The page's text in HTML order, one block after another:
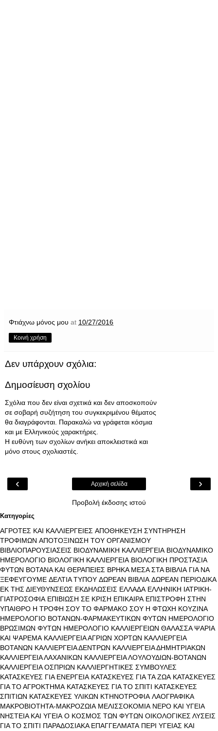
Φτιάχνω μόνος μου at 10/27/2016
Κοινή χρήση
Δεν υπάρχουν σχόλια:
Δημοσίευση σχολίου
Σχόλια που δεν είναι σχετικά και δεν αποσκοπούν
σε σοβαρή συζήτηση του συγκεκριμένου θέματος
θα διαγράφονται. Παρακαλώ να γράφεται κόσμια
και με Ελληνικούς χαρακτήρες.
Η ευθύνη των σχολίων ανήκει αποκλειστικά και
μόνο στους σχολιαστές.
‹ ›
Αρχική σελίδα
Προβολή έκδοσης ιστού
Κατηγορίες
ΑΓΡΟΤΕΣ ΚΑΙ ΚΑΛΛΙΕΡΓΕΙΕΣ ΑΠΟΘΗΚΕΥΣΗ ΣΥΝΤΗΡΗΣΗ
ΤΡΟΦΙΜΩΝ ΑΠΟΤΟΞΙΝΩΣΗ ΤΟΥ ΟΡΓΑΝΙΣΜΟΥ
ΒΙΒΛΙΟΠΑΡΟΥΣΙΑΣΕΙΣ ΒΙΟΔΥΝΑΜΙΚΗ ΚΑΛΛΙΕΡΓΕΙΑ ΒΙΟΔΥΝΑΜΙΚΟ
ΗΜΕΡΟΛΟΓΙΟ ΒΙΟΛΟΓΙΚΗ ΚΑΛΛΙΕΡΓΕΙΑ ΒΙΟΛΟΓΙΚΗ ΠΡΟΣΤΑΣΙΑ
ΦΥΤΩΝ ΒΟΤΑΝΑ ΚΑΙ ΘΕΡΑΠΕΙΕΣ ΒΡΗΚΑ ΜΕΣΑ ΣΤΑ ΒΙΒΛΙΑ ΓΙΑ ΝΑ
ΞΕΦΕΥΓΟΥΜΕ ΔΕΛΤΙΑ ΤΥΠΟΥ ΔΩΡΕΑΝ ΒΙΒΛΙΑ ΔΩΡΕΑΝ ΠΕΡΙΟΔΙΚΑ
ΕΚ ΤΗΣ ΔΙΕΥΘΥΝΣΕΩΣ ΕΚΔΗΛΩΣΕΙΣ ΕΛΛΑΔΑ ΕΛΛΗΝΙΚΗ ΙΑΤΡΙΚΗ-
ΓΙΑΤΡΟΣΟΦΙΑ ΕΠΙΒΙΩΣΗ ΣΕ ΚΡΙΣΗ ΕΠΙΚΑΙΡΑ ΕΠΙΣΤΡΟΦΗ ΣΤΗΝ
ΥΠΑΙΘΡΟ Η ΤΡΟΦΗ ΣΟΥ ΤΟ ΦΑΡΜΑΚΟ ΣΟΥ Η ΦΤΩΧΗ ΚΟΥΖΙΝΑ
ΗΜΕΡΟΛΟΓΙΟ ΒΟΤΑΝΩΝ-ΦΑΡΜΑΚΕΥΤΙΚΩΝ ΦΥΤΩΝ ΗΜΕΡΟΛΟΓΙΟ
ΒΡΩΣΙΜΩΝ ΦΥΤΩΝ ΗΜΕΡΟΛΟΓΙΟ ΚΑΛΛΙΕΡΓΕΙΩΝ ΘΑΛΑΣΣΑ ΨΑΡΙΑ
ΚΑΙ ΨΑΡΕΜΑ ΚΑΛΛΙΕΡΓΕΙΑ ΑΓΡΙΩΝ ΧΟΡΤΩΝ ΚΑΛΛΙΕΡΓΕΙΑ
ΒΟΤΑΝΩΝ ΚΑΛΛΙΕΡΓΕΙΑ ΔΕΝΤΡΩΝ ΚΑΛΛΙΕΡΓΕΙΑ ΔΗΜΗΤΡΙΑΚΩΝ
ΚΑΛΛΙΕΡΓΕΙΑ ΛΑΧΑΝΙΚΩΝ ΚΑΛΛΙΕΡΓΕΙΑ ΛΟΥΛΟΥΔΙΩΝ-ΒΟΤΑΝΩΝ
ΚΑΛΛΙΕΡΓΕΙΑ ΟΣΠΡΙΩΝ ΚΑΛΛΙΕΡΓΗΤΙΚΕΣ ΣΥΜΒΟΥΛΕΣ
ΚΑΤΑΣΚΕΥΕΣ ΓΙΑ ΕΝΕΡΓΕΙΑ ΚΑΤΑΣΚΕΥΕΣ ΓΙΑ ΤΑ ΖΩΑ ΚΑΤΑΣΚΕΥΕΣ
ΓΙΑ ΤΟ ΑΓΡΟΚΤΗΜΑ ΚΑΤΑΣΚΕΥΕΣ ΓΙΑ ΤΟ ΣΠΙΤΙ ΚΑΤΑΣΚΕΥΕΣ
ΣΠΙΤΙΩΝ ΚΑΤΑΣΚΕΥΕΣ ΥΛΙΚΩΝ ΚΤΗΝΟΤΡΟΦΙΑ ΛΑΟΓΡΑΦΙΚΑ
ΜΑΚΡΟΒΙΟΤΗΤΑ-ΜΑΚΡΟΖΩΙΑ ΜΕΛΙΣΣΟΚΟΜΙΑ ΝΕΡΟ ΚΑΙ ΥΓΕΙΑ
ΝΗΣΤΕΙΑ ΚΑΙ ΥΓΕΙΑ Ο ΚΟΣΜΟΣ ΤΩΝ ΦΥΤΩΝ ΟΙΚΟΛΟΓΙΚΕΣ ΛΥΣΕΙΣ
ΓΙΑ ΤΟ ΣΠΙΤΙ ΠΑΡΑΔΟΣΙΑΚΑ ΕΠΑΓΓΕΛΜΑΤΑ ΠΕΡΙ ΥΓΕΙΑΣ ΚΑΙ